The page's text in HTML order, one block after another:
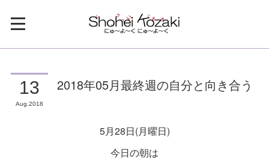
13
Aug 2018
2018年05月最終週の自分と向き合う
5月28日(月曜日)
今日の朝は